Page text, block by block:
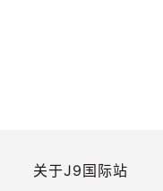
关于J9国际站